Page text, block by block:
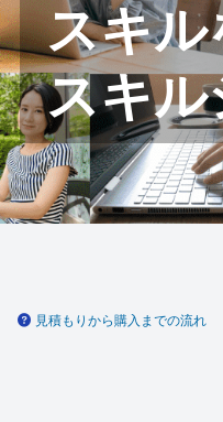
スキル
スキル
見積もりから購入までの流れ